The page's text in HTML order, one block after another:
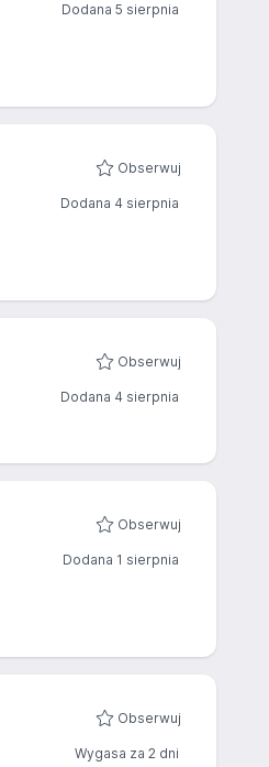
Dodana 5 sierpnia
Obserwuj
Dodana 4 sierpnia
Obserwuj
Dodana 4 sierpnia
Obserwuj
Dodana 1 sierpnia
Obserwuj
Wygasa za 2 dni